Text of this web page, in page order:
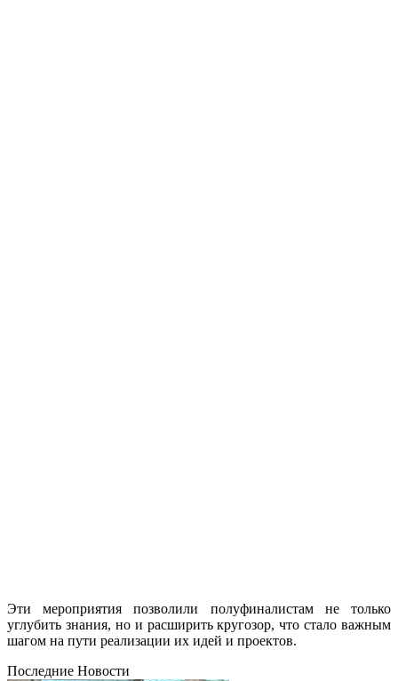
Эти мероприятия позволили полуфиналистам не только
углубить знания, но и расширить кругозор, что стало важным
шагом на пути реализации их идей и проектов.
Последние Новости